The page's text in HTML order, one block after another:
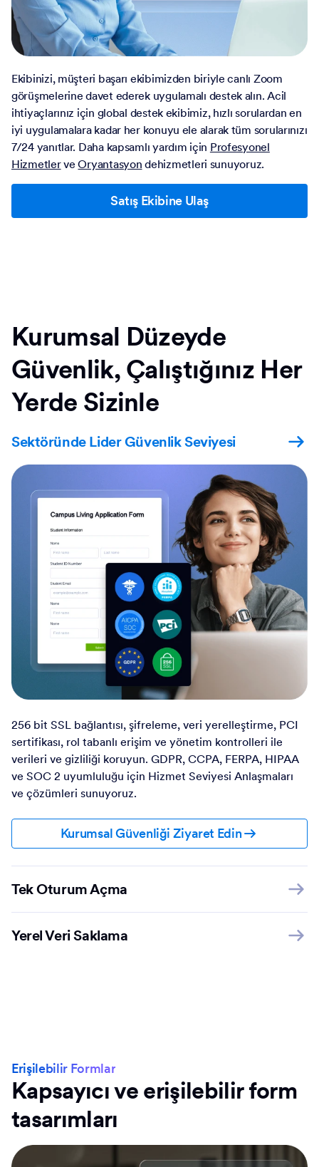
Ekibinizi, müşteri başarı ekibimizden biriyle canlı Zoom
görüşmelerine davet ederek uygulamalı destek alın. Acil
ihtiyaçlarınız için global destek ekibimiz, hızlı sorulardan en
iyi uygulamalara kadar her konuyu ele alarak tüm sorularınızı
7/24 yanıtlar. Daha kapsamlı yardım için Profesyonel
HizmetlerveOryantasyon dehizmetleri sunuyoruz.
Satış Ekibine Ulaş
Kurumsal Düzeyde
Güvenlik, Çalıştığınız Her
Yerde Sizinle
Sektöründe Lider Güvenlik Seviyesi
256 bit SSL bağlantısı, şifreleme, veri yerelleştirme, PCI
sertifikası, rol tabanlı erişim ve yönetim kontrolleri ile
verileri ve gizliliği koruyun. GDPR, CCPA, FERPA, HIPAA
ve SOC 2 uyumluluğu için Hizmet Seviyesi Anlaşmaları
ve çözümleri sunuyoruz.
Kurumsal Güvenliği Ziyaret Edin
Tek Oturum Açma
Yerel Veri Saklama
Erişilebilir Formlar
Kapsayıcı ve erişilebilir form
tasarımları